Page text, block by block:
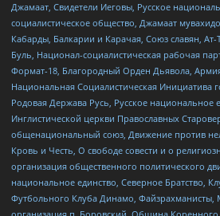
Джамаат, Свидетели Иеговы, Русское
социалистическое общество, Джамаат
Кабарды, Балкарии и Карачая, Союз славян,
Буль, Национал-социалистическая рабочая
Формат-18, Благородный Орден Дьявола,
Национальная Социалистическая Инициатива
Родовая Держава Русь, Русское национальное
Инглистической церкви Православных
общенациональный союз, Движение против
Кровь и Честь, О свободе совести и о
организация общественного политического
национальное единство, Северное Братство,
Футбольного Клуба Динамо, Файзрахманисты,